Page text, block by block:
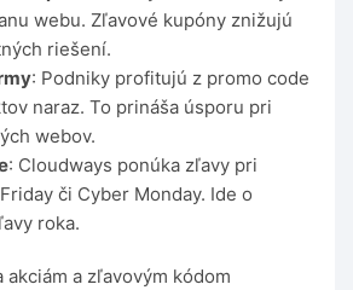
webu. Zľavové kupóny znižujú
riešení.
: Podniky profitujú z promo code
naraz. To prináša úsporu pri
webov.
: Cloudways ponúka zľavy pri
či Cyber Monday. Ide o
roka.
akciám a zľavovým kódom